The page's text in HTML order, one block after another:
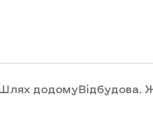
додомуВідбудова.